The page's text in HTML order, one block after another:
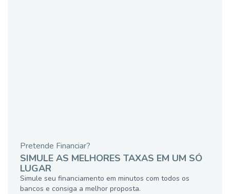
Pretende Financiar?
SIMULE AS MELHORES TAXAS EM UM SÓ
LUGAR
Simule seu financiamento em minutos com todos os
bancos e consiga a melhor proposta.